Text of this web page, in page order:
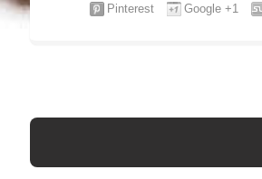
Google +1
Pinterest